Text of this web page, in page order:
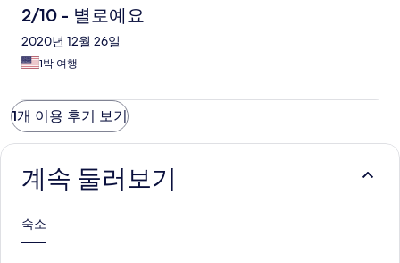
용
후
기
2/10 - 별로예요
2020년 12월 26일
1박 여행
1개 이용 후기 보기
계속 둘러보기
숙소